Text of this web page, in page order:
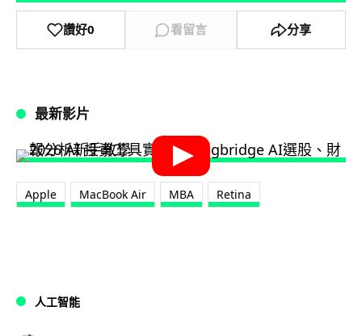
讚好0 看留言 分享
最新影片
Apple MacBook Air MBA Retina
人工智能